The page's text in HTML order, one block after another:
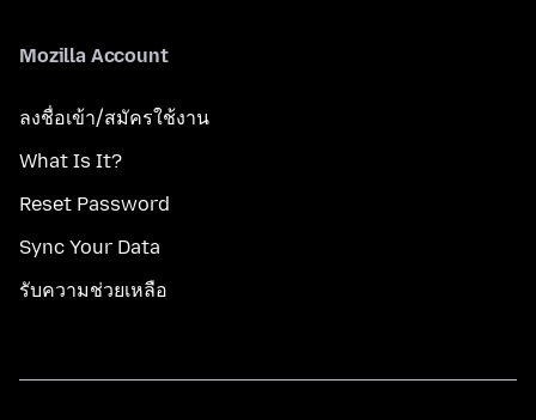
Mozilla Account
ลงชื่อเข้า/สมัครใช้งาน
What Is It?
Reset Password
Sync Your Data
รับความช่วยเหลือ